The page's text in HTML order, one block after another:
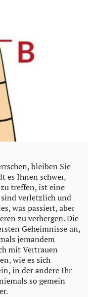
bleiben Sie
es Ihnen schwer,
treffen, ist eine
verletzlich und
was passiert, aber
zu verbergen. Die
Geheimnisse an,
jemandem
mit Vertrauen
wie es sich
in der andere Ihr
so gemein